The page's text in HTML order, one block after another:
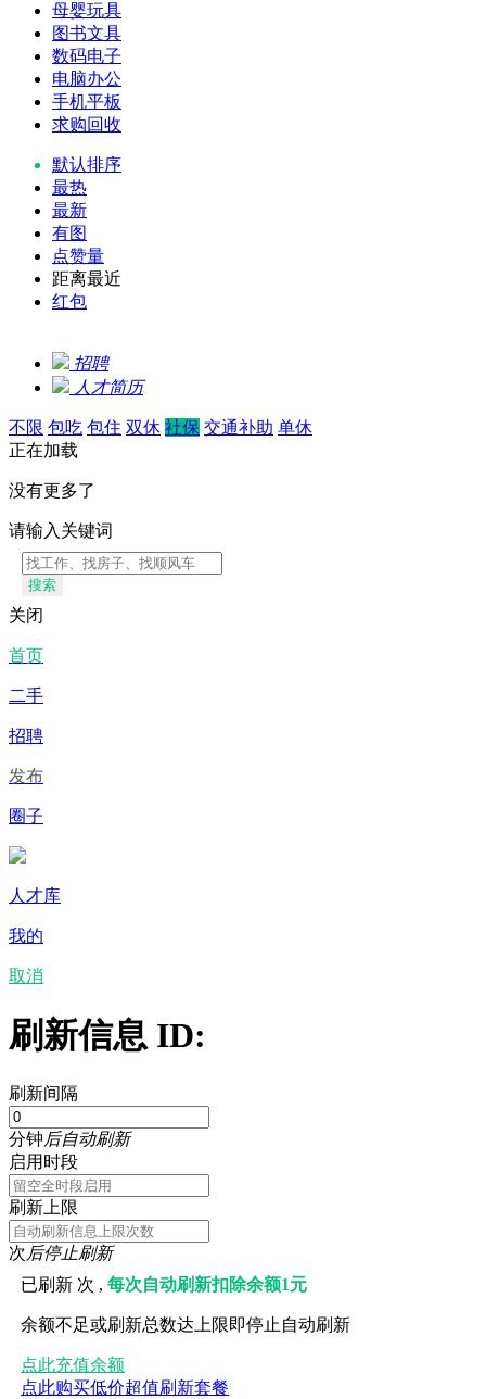
母婴玩具
图书文具
数码电子
电脑办公
手机平板
求购回收
默认排序
最热
最新
有图
点赞量
距离最近
红包
招聘
人才简历
不限 包吃 包住 双休 社保 交通补助 单休
正在加载
没有更多了
请输入关键词
搜索
关闭
首页
二手
招聘
发布
圈子
人才库
我的
取消
刷新信息 ID:
刷新间隔
分钟后自动刷新
启用时段
刷新上限
次后停止刷新
已刷新 次 ,每次自动刷新扣除余额1元
余额不足或刷新总数达上限即停止自动刷新
点此充值余额
点此购买低价超值刷新套餐